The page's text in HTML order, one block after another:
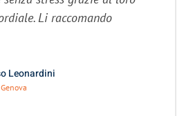
Li raccomando
Leonardini